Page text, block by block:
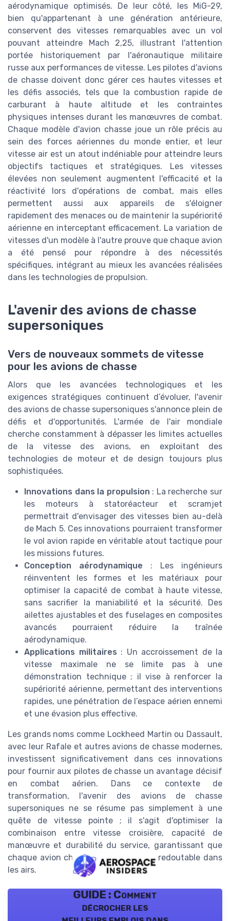
aérodynamique optimisés. De leur côté, les MiG-29,
bien qu'appartenant à une génération antérieure,
conservent des vitesses remarquables avec un vol
pouvant atteindre Mach 2,25, illustrant l'attention
portée historiquement par l'aéronautique militaire
russe aux performances de vitesse. Les pilotes d'avions
de chasse doivent donc gérer ces hautes vitesses et
les défis associés, tels que la combustion rapide de
carburant à haute altitude et les contraintes
physiques intenses durant les manœuvres de combat.
Chaque modèle d'avion chasse joue un rôle précis au
sein des forces aériennes du monde entier, et leur
vitesse air est un atout indéniable pour atteindre leurs
objectifs tactiques et stratégiques. Les vitesses
élevées non seulement augmentent l'efficacité et la
réactivité lors d'opérations de combat, mais elles
permettent aussi aux appareils de s'éloigner
rapidement des menaces ou de maintenir la supériorité
aérienne en interceptant efficacement. La variation de
vitesses d'un modèle à l'autre prouve que chaque avion
a été pensé pour répondre à des nécessités
spécifiques, intégrant au mieux les avancées réalisées
dans les technologies de propulsion.
L'avenir des avions de chasse
supersoniques
Vers de nouveaux sommets de vitesse
pour les avions de chasse
Alors que les avancées technologiques et les
exigences stratégiques continuent d’évoluer, l'avenir
des avions de chasse supersoniques s'annonce plein de
défis et d'opportunités. L'armée de l'air mondiale
cherche constamment à dépasser les limites actuelles
de la vitesse des avions, en exploitant des
technologies de moteur et de design toujours plus
sophistiquées.
Innovations dans la propulsion : La recherche sur
les moteurs à statoréacteur et scramjet
permettrait d'envisager des vitesses bien au-delà
de Mach 5. Ces innovations pourraient transformer
le vol avion rapide en véritable atout tactique pour
les missions futures.
Conception aérodynamique : Les ingénieurs
réinventent les formes et les matériaux pour
optimiser la capacité de combat à haute vitesse,
sans sacrifier la maniabilité et la sécurité. Des
ailettes ajustables et des fuselages en composites
avancés pourraient réduire la traînée
aérodynamique.
Applications militaires : Un accroissement de la
vitesse maximale ne se limite pas à une
démonstration technique ; il vise à renforcer la
supériorité aérienne, permettant des interventions
rapides, une pénétration de l’espace aérien ennemi
et une évasion plus effective.
Les grands noms comme Lockheed Martin ou Dassault,
avec leur Rafale et autres avions de chasse modernes,
investissent significativement dans ces innovations
pour fournir aux pilotes de chasse un avantage décisif
en combat aérien. Dans ce contexte de
transformation, l'avenir des avions de chasse
supersoniques ne se résume pas simplement à une
quête de vitesse pointe ; il s'agit d'optimiser la
combinaison entre vitesse croisière, capacité de
manœuvre et durabilité du service, garantissant que
chaque avion chasse reste une force redoutable dans
les airs.
GUIDE : Comment
décrocher les